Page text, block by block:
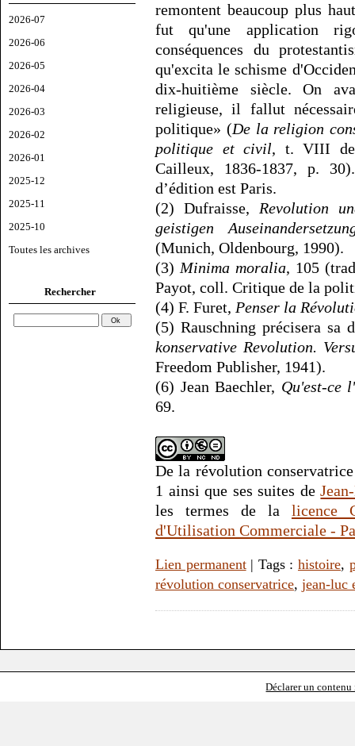
2026-07
2026-06
2026-05
2026-04
2026-03
2026-02
2026-01
2025-12
2025-11
2025-10
Toutes les archives
Rechercher
remontent beaucoup plus
fut qu'une application
conséquences du
qu'excita le schisme
dix-huitième siècle. On
religieuse, il fallut
politique» (De la religion
politique et civil, t. VIII
Cailleux, 1836-1837, p.
d’édition est Paris.
(2) Dufraisse, Revolution
geistigen
(Munich, Oldenbourg, 1990).
(3) Minima moralia, 105
Payot, coll. Critique de la
(4) F. Furet, Penser la
(5) Rauschning précisera
konservative Revolution.
Freedom Publisher, 1941).
(6) Jean Baechler, Qu'est-ce
69.
De la révolution
1 ainsi que ses suites de
les termes de la licence
d'Utilisation Commerciale -
Lien permanent| Tags : histoire,
révolution conservatrice, jean-luc
Déclarer un